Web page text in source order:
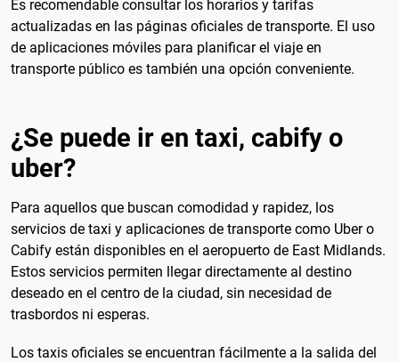
Es recomendable consultar los horarios y tarifas
actualizadas en las páginas oficiales de transporte. El uso
de aplicaciones móviles para planificar el viaje en
transporte público es también una opción conveniente.
¿Se puede ir en taxi, cabify o
uber?
Para aquellos que buscan comodidad y rapidez, los
servicios de taxi y aplicaciones de transporte como Uber o
Cabify están disponibles en el aeropuerto de East Midlands.
Estos servicios permiten llegar directamente al destino
deseado en el centro de la ciudad, sin necesidad de
trasbordos ni esperas.
Los taxis oficiales se encuentran fácilmente a la salida del